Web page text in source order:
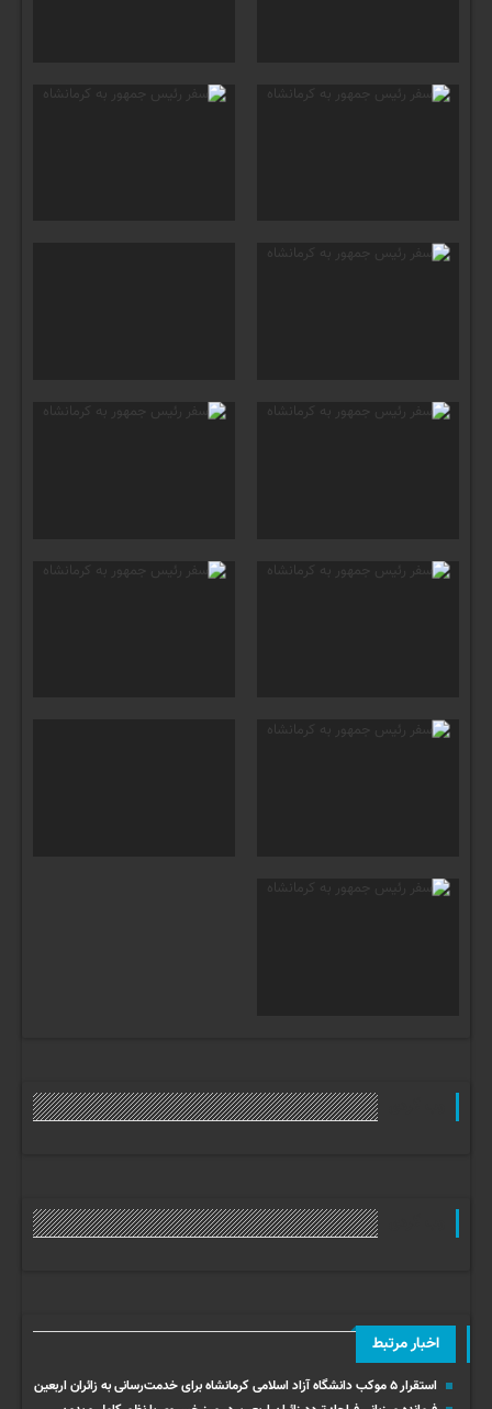
اخبار مرتبط
استقرار ۵ موکب دانشگاه آزاد اسلامی کرمانشاه برای خدمت‌رسانی به زائران اربعین